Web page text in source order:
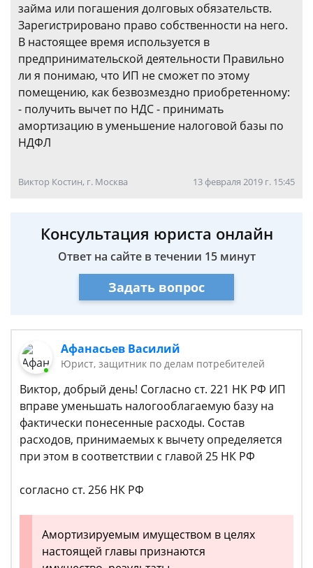
займа или погашения долговых обязательств.
Зарегистрировано право собственности на него.
В настоящее время используется в
предпринимательской деятельности Правильно
ли я понимаю, что ИП не сможет по этому
помещению, как безвозмездно приобретенному:
- получить вычет по НДС - принимать
амортизацию в уменьшение налоговой базы по
НДФЛ
Виктор Костин, г. Москва 13 февраля 2019 г. 15:45
Консультация юриста онлайн
Ответ на сайте в течении 15 минут
Задать вопрос
Афанасьев Василий
Юрист, защитник по делам потребителей
Виктор, добрый день! Согласно ст. 221 НК РФ ИП
вправе уменьшать налогооблагаемую базу на
фактически понесенные расходы. Состав
расходов, принимаемых к вычету определяется
при этом в соответствии с главой 25 НК РФ
согласно ст. 256 НК РФ
Амортизируемым имуществом в целях
настоящей главы признаются